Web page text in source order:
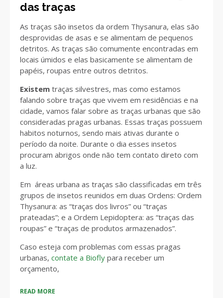
das traças
As traças são insetos da ordem Thysanura, elas são
desprovidas de asas e se alimentam de pequenos
detritos. As traças são comumente encontradas em
locais úmidos e elas basicamente se alimentam de
papéis, roupas entre outros detritos.
Existem traças silvestres, mas como estamos
falando sobre traças que vivem em residências e na
cidade, vamos falar sobre as traças urbanas que são
consideradas pragas urbanas. Essas traças possuem
habitos noturnos, sendo mais ativas durante o
período da noite. Durante o dia esses insetos
procuram abrigos onde não tem contato direto com
a luz.
Em áreas urbana as traças são classificadas em três
grupos de insetos reunidos em duas Ordens: Ordem
Thysanura: as “traças dos livros” ou “traças
prateadas”; e a Ordem Lepidoptera: as “traças das
roupas” e “traças de produtos armazenados”.
Caso esteja com problemas com essas pragas
urbanas, contate a Biofly para receber um
orçamento,
READ MORE
abortions